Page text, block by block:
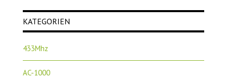
KATEGORIEN
433Mhz
AC-1000